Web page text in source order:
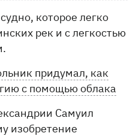
которое легко
рек и с легкостью
придумал, как
с помощью облака
Самуил
изобретение